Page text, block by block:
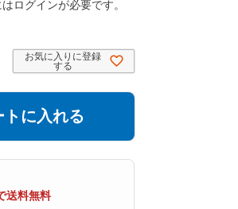
ログインが必要です。
お気に入りに登録
する
トに入れる
送料無料